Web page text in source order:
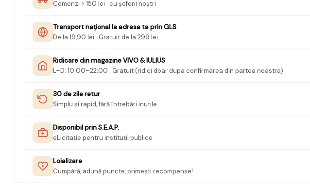
Carti Educative
Carnetele notite copii
Jurnale cu cheita, lacat,
magnet
Pasta modelatoare
Harti de perete
Creta scolara
Glob Pamantesc Scolar
Materiale Didactice
Instrumente geometrie pentru
tabla scolara
Tablite de desenat magnetice
Comenzi > 150 lei · cu șoferii noștri
Transport național la adresa ta prin GLS
De la 19,90 lei · Gratuit de la 299 lei
Ridicare din magazine VIVO & IULIUS
L–D: 10:00–22:00 · Gratuit (ridici doar dupa confirmarea din partea noastra)
30 de zile retur
Simplu și rapid, fără întrebări inutile
Disponibil prin S.E.A.P.
eLicitație pentru instituții publice
Loializare
Cumpără, adună puncte, primești recompense!